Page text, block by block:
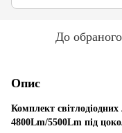
До обраного
Опис
Комплект
4800Lm/5500Lm під